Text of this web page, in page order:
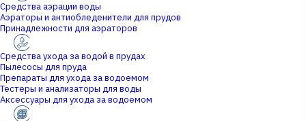
Средства аэрации воды
Аэраторы и антиобледенители для прудов
Принадлежности для аэраторов
Средства ухода за водой в прудах
Пылесосы для пруда
Препараты для ухода за водоемом
Тестеры и анализаторы для воды
Аксессуары для ухода за водоемом